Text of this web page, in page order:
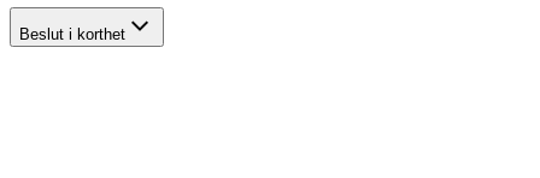
Beslut i korthet